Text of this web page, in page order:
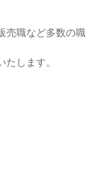
売職など多数の職
します。